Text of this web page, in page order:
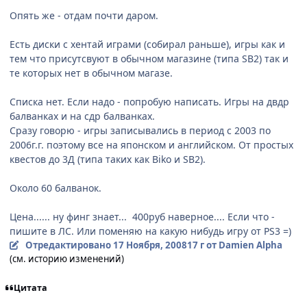
Опять же - отдам почти даром.
Есть диски с хентай играми (собирал раньше), игры как и
тем что присутсвуют в обычном магазине (типа SB2) так и
те которых нет в обычном магазе.
Списка нет. Если надо - попробую написать. Игры на двдр
балванках и на сдр балванках.
Сразу говорю - игры записывались в период с 2003 по
2006г.г. поэтому все на японском и английском. От простых
квестов до 3Д (типа таких как Biko и SB2).
Около 60 балванок.
Цена...... ну финг знает... 400руб наверное.... Если что -
пишите в ЛС. Или поменяю на какую нибудь игру от PS3 =)
Отредактировано 17 Ноября, 200817 гот Damien Alpha
(см. историю изменений)
Цитата